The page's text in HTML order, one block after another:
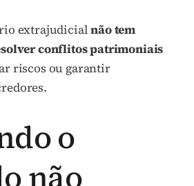
extrajudicialnão tem
conflitos patrimoniais
riscos ou garantir
o
não